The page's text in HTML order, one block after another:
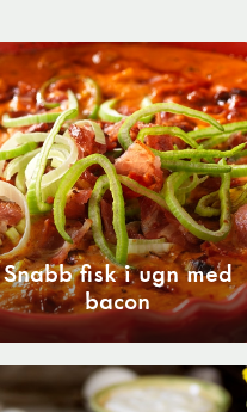
Snabb fisk i ugn med
bacon